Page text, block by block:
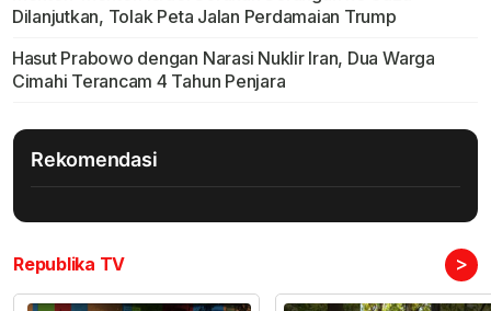
Dilanjutkan, Tolak Peta Jalan Perdamaian Trump
Hasut Prabowo dengan Narasi Nuklir Iran, Dua Warga
Cimahi Terancam 4 Tahun Penjara
Rekomendasi
Republika TV >